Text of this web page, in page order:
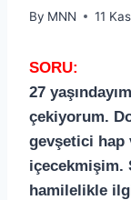
By MNN 11
SORU:
27
çekiyorum.
gevşetici hap
içecekmişim.
hamilelikle